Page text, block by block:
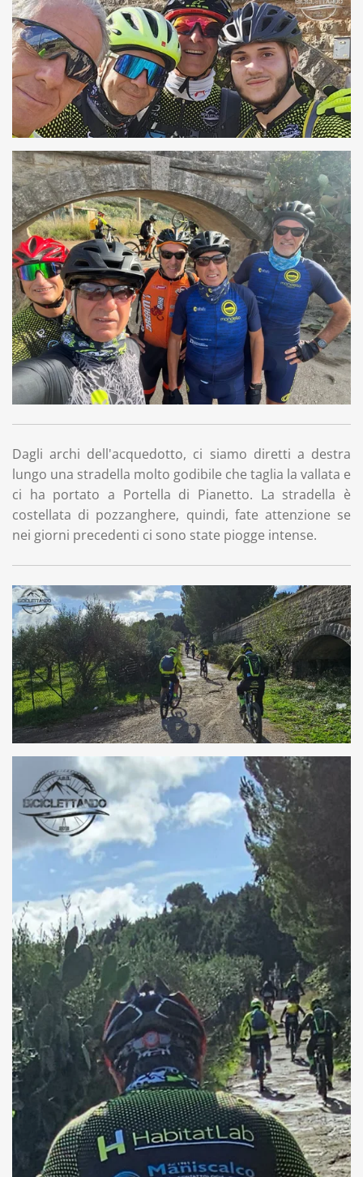
Dagli archi dell'acquedotto, ci siamo diretti a destra
lungo una stradella molto godibile che taglia la vallata e
ci ha portato a Portella di Pianetto. La stradella è
costellata di pozzanghere, quindi, fate attenzione se
nei giorni precedenti ci sono state piogge intense.